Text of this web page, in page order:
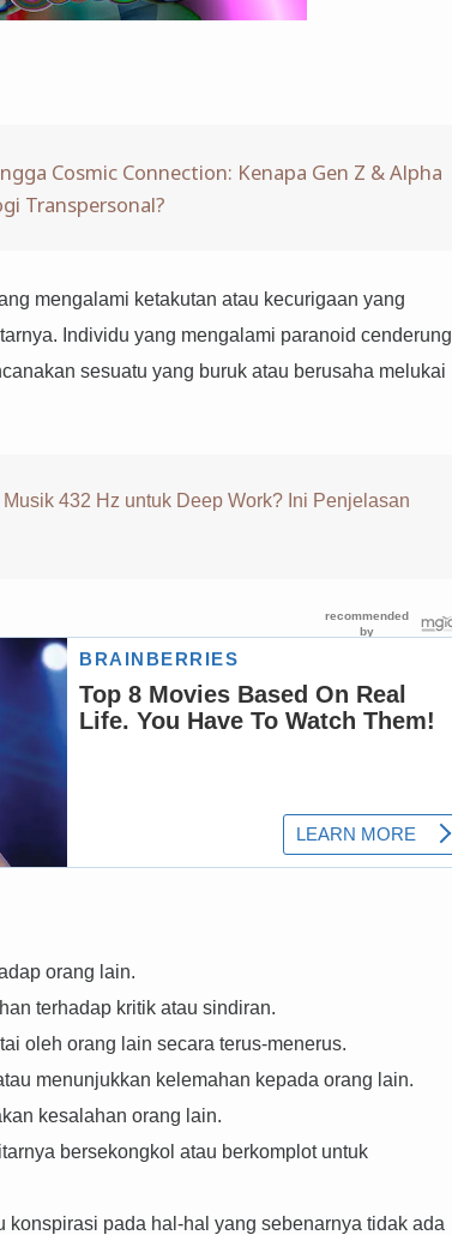
Cosmic Connection: Kenapa Gen Z & Alpha
Transpersonal?
mengalami ketakutan atau kecurigaan yang
Individu yang mengalami paranoid cenderung
sesuatu yang buruk atau berusaha melukai
432 Hz untuk Deep Work? Ini Penjelasan
orang lain.
terhadap kritik atau sindiran.
oleh orang lain secara terus-menerus.
menunjukkan kelemahan kepada orang lain.
kesalahan orang lain.
bersekongkol atau berkomplot untuk
konspirasi pada hal-hal yang sebenarnya tidak ada